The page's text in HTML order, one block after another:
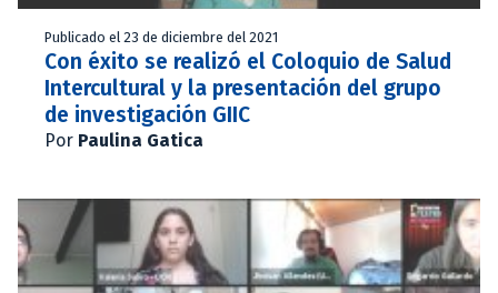
Publicado el 23 de diciembre del 2021
Con éxito se realizó el Coloquio de Salud
Intercultural y la presentación del grupo
de investigación GIIC
Por Paulina Gatica